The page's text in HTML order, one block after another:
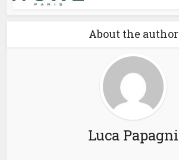
About the author
Luca Papagni